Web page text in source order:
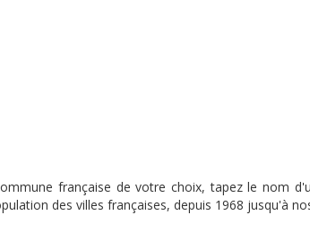
française de votre choix, tapez le nom
des villes françaises, depuis 1968 jusqu'à